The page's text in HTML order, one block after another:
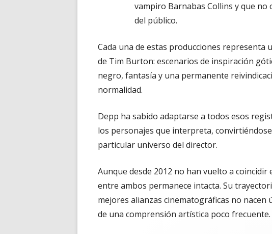
vampiro Barnabas Collins y que
del público.
Cada una de estas producciones representa
de Tim Burton: escenarios de inspiración
negro, fantasía y una permanente
normalidad.
Depp ha sabido adaptarse a todos esos
los personajes que interpreta,
particular universo del director.
Aunque desde 2012 no han vuelto a
entre ambos permanece intacta. Su
mejores alianzas cinematográficas no
de una comprensión artística poco frecuente.